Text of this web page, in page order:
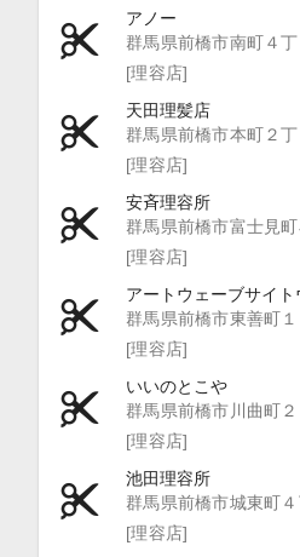
アノー
群馬県前橋市南町４
[理容店]
天田理髪店
群馬県前橋市本町２
[理容店]
安斉理容所
群馬県前橋市富士見
[理容店]
アートウェーブサイト
群馬県前橋市東善町１
[理容店]
いいのとこや
群馬県前橋市川曲町２
[理容店]
池田理容所
群馬県前橋市城東町４
[理容店]